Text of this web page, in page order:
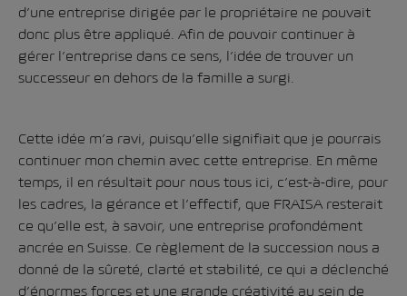
d’une entreprise dirigée par le propriétaire ne pouvait
donc plus être appliqué. Afin de pouvoir continuer à
gérer l’entreprise dans ce sens, l’idée de trouver un
successeur en dehors de la famille a surgi.
Cette idée m’a ravi, puisqu’elle signifiait que je pourrais
continuer mon chemin avec cette entreprise. En même
temps, il en résultait pour nous tous ici, c’est-à-dire, pour
les cadres, la gérance et l’effectif, que FRAISA resterait
ce qu’elle est, à savoir, une entreprise profondément
ancrée en Suisse. Ce règlement de la succession nous a
donné de la sûreté, clarté et stabilité, ce qui a déclenché
d’énormes forces et une grande créativité au sein de